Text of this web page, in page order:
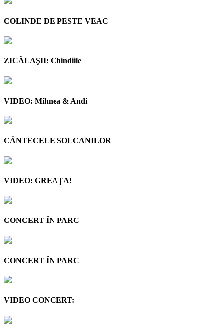
COLINDE DE PESTE VEAC
ZICĂLAŞII: Chindiile
VIDEO: Mihnea & Andi
CÂNTECELE SOLCANILOR
VIDEO: GREAŢA!
CONCERT ÎN PARC
CONCERT ÎN PARC
VIDEO CONCERT: